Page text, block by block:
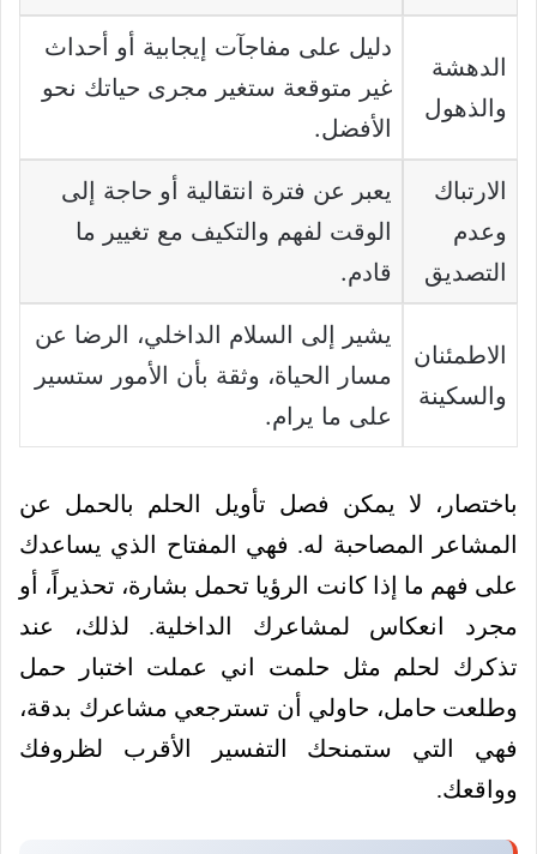
الدهشة
والذهول
دليل على مفاجآت إيجابية أو أحداث
غير متوقعة ستغير مجرى حياتك نحو
الأفضل.
الارتباك
وعدم
التصديق
يعبر عن فترة انتقالية أو حاجة إلى
الوقت لفهم والتكيف مع تغيير ما
قادم.
الاطمئنان
والسكينة
يشير إلى السلام الداخلي، الرضا عن
مسار الحياة، وثقة بأن الأمور ستسير
على ما يرام.
باختصار، لا يمكن فصل تأويل الحلم بالحمل عن
المشاعر المصاحبة له. فهي المفتاح الذي يساعدك
على فهم ما إذا كانت الرؤيا تحمل بشارة، تحذيراً، أو
مجرد انعكاس لمشاعرك الداخلية. لذلك، عند
تذكرك لحلم مثل حلمت اني عملت اختبار حمل
وطلعت حامل، حاولي أن تسترجعي مشاعرك بدقة،
فهي التي ستمنحك التفسير الأقرب لظروفك
وواقعك.